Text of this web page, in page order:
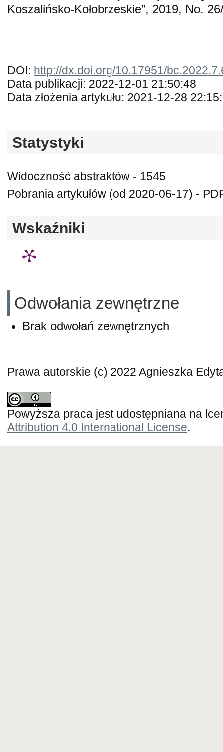
Koszalińsko-Kołobrzeskie”, 2019, No.
DOI: http://dx.doi.org/10.17951/
Data publikacji: 2022-12-01 21:50:48
Data złożenia artykułu: 2021-12-28
Statystyki
Widoczność abstraktów - 1545
Pobrania artykułów (od 2020-06-17) -
Wskaźniki
Odwołania zewnętrzne
Brak odwołań zewnętrznych
Prawa autorskie (c) 2022 Agnieszka
Powyższa praca jest udostępniana na
Attribution 4.0 International License.